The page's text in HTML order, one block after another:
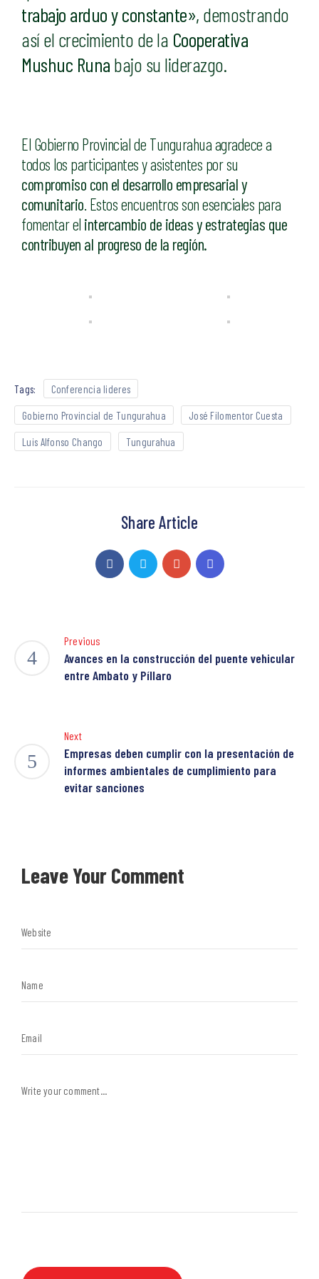
trabajo arduo y constante», demostrando
así el crecimiento de la Cooperativa
Mushuc Runa bajo su liderazgo.
El Gobierno Provincial de Tungurahua agradece a
todos los participantes y asistentes por su
compromiso con el desarrollo empresarial y
comunitario. Estos encuentros son esenciales para
fomentar el intercambio de ideas y estrategias que
contribuyen al progreso de la región.
Tags: Conferencia lideres
Gobierno Provincial de Tungurahua José Filomentor Cuesta
Luis Alfonso Chango Tungurahua
Share Article
Previous
Avances en la construcción del puente vehicular
entre Ambato y Píllaro
Next
Empresas deben cumplir con la presentación de
informes ambientales de cumplimiento para
evitar sanciones
Leave Your Comment